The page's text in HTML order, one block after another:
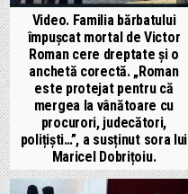
Video. Familia bărbatului
împușcat mortal de Victor
Roman cere dreptate și o
anchetă corectă. „Roman
este protejat pentru că
mergea la vânătoare cu
procurori, judecători,
polițiști…”, a susținut sora lui
Maricel Dobrițoiu.